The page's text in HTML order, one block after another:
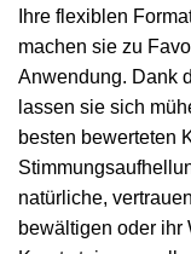
Ihre flexiblen
machen sie zu
Anwendung. Dank
lassen sie sich
besten bewerteten
natürliche,
bewältigen oder ihr